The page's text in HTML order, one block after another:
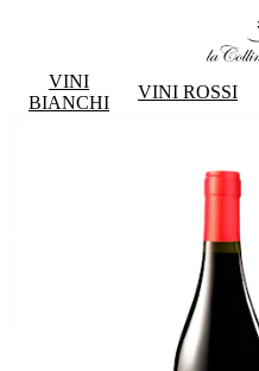
VINI
BIANCHI
VINI ROSSI